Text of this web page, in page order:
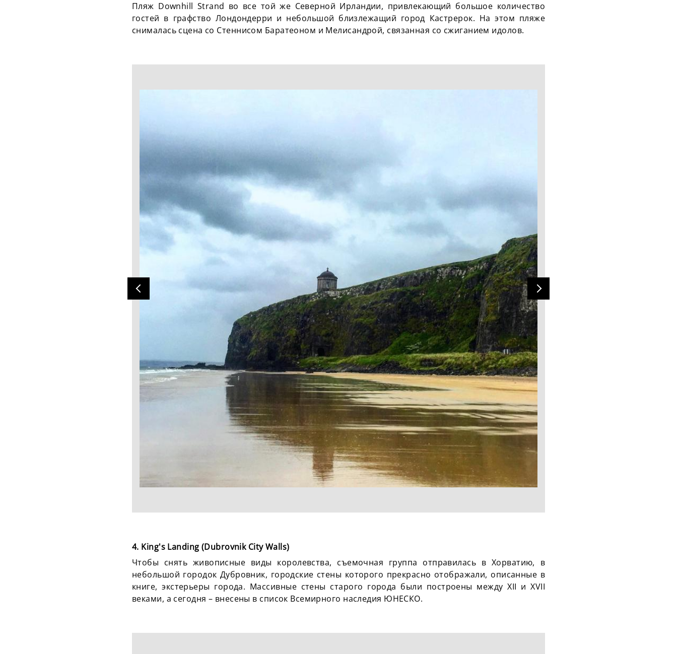
Пляж Downhill Strand во все той же Северной Ирландии, привлекающий большое количество
гостей в графство Лондондерри и небольшой близлежащий город Кастрерок. На этом пляже
снималась сцена со Стеннисом Баратеоном и Мелисандрой, связанная со сжиганием идолов.
4. King's Landing (Dubrovnik City Walls)
Чтобы снять живописные виды королевства, съемочная группа отправилась в Хорватию, в
небольшой городок Дубровник, городские стены которого прекрасно отображали, описанные в
книге, экстерьеры города. Массивные стены старого города были построены между XII и XVII
веками, а сегодня – внесены в список Всемирного наследия ЮНЕСКО.